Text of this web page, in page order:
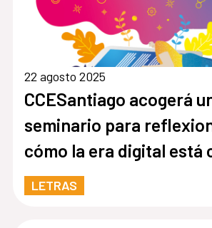
22 agosto 2025
CCESantiago acogerá
seminario para
cómo la era digital está
la lectura y la escritura
LETRAS